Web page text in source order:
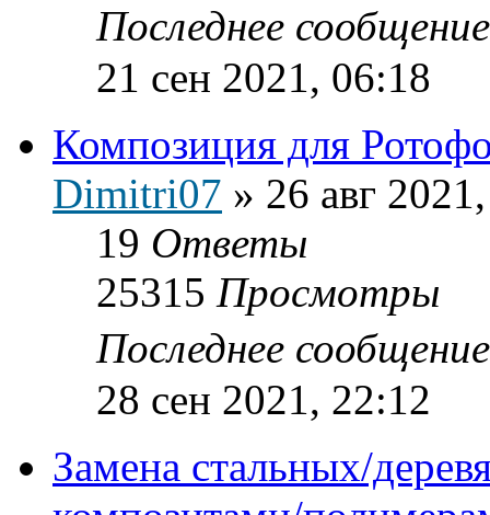
Последнее
21 сен 2021, 06:18
Композиция для
Dimitri07 » 26 авг
19 Ответы
25315 Просмотры
Последнее
28 сен 2021, 22:12
Замена стальных/